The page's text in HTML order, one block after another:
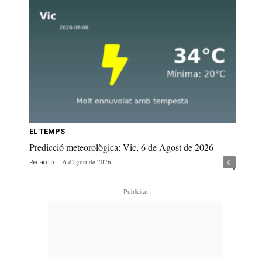
EL TEMPS
Predicció meteorològica: Vic, 6 de Agost de 2026
Redacció - 6 d'agost de 2026 0
- Publicitat -